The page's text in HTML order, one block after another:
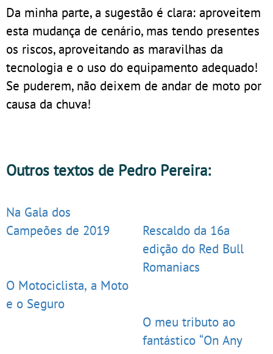
Da minha parte, a sugestão é clara: aproveitem
esta mudança de cenário, mas tendo presentes
os riscos, aproveitando as maravilhas da
tecnologia e o uso do equipamento adequado!
Se puderem, não deixem de andar de moto por
causa da chuva!
Outros textos de Pedro Pereira:
Na Gala dos
Campeões de 2019
O Motociclista, a Moto
e o Seguro
Rescaldo da 16a
edição do Red Bull
Romaniacs
O meu tributo ao
fantástico “On Any